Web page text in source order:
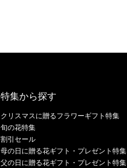
特集から探す
クリスマスに贈るフラワーギフト特集
旬の花特集
割引セール
母の日に贈る花ギフト・プレゼント特集
父の日に贈る花ギフト・プレゼント特集